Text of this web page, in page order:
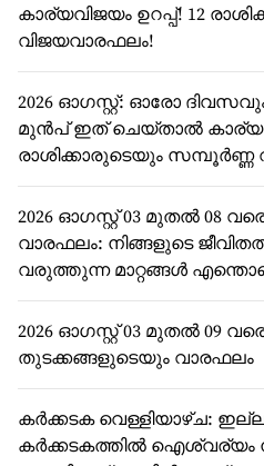
കാര്യവിജയം ഉറപ്പ്! 12
വിജയവാരഫലം!
2026 ഓഗസ്റ്റ്: ഓരോ ദിവസവും
മുൻപ് ഇത് ചെയ്താൽ
രാശിക്കാരുടെയും
2026 ഓഗസ്റ്റ് 03 മുതൽ 08
വാരഫലം: നിങ്ങളുടെ
വരുത്തുന്ന മാറ്റങ്ങൾ
2026 ഓഗസ്റ്റ് 03 മുതൽ 09
തുടക്കങ്ങളുടെയും വാരഫലം
കർക്കടക വെള്ളിയാഴ്ച:
കർക്കടകത്തിൽ ഐശ്വര്യം